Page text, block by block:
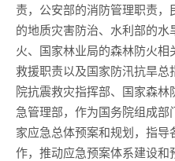
责，公安部的消防管理职责
的地质灾害防治、水利部的
火、国家林业局的森林防火
救援职责以及国家防汛抗旱
院抗震救灾指挥部、国家森
急管理部，作为国务院组成
家应急总体预案和规划，指
作，推动应急预案体系建设